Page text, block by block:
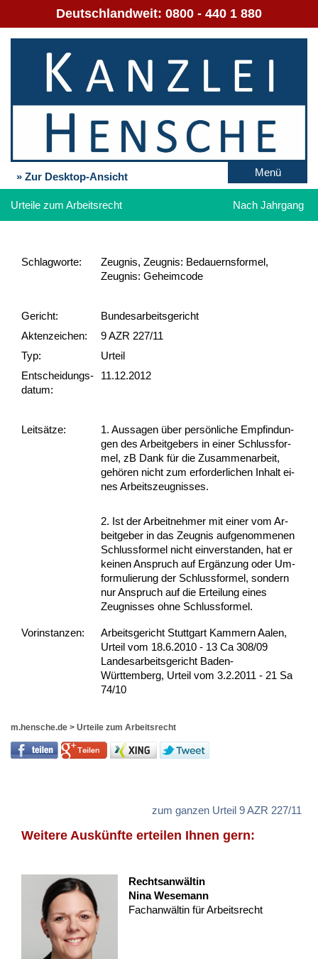
Deutschlandweit: 0800 - 440 1 880
» Zur Desktop-Ansicht Menü
Urteile zum Arbeitsrecht Nach Jahrgang
Schlag­worte:
Zeugnis, Zeugnis: Bedauernsformel,
Zeugnis: Geheimcode
Gericht:
Bundesarbeitsgericht
Akten­zeichen:
9 AZR 227/11
Typ:
Urteil
Ent­scheid­ungs­
datum:
11.12.2012
Leit­sätze:
1. Aus­sa­gen über persönli­che Emp­fin­dun­
gen des Ar­beit­ge­bers in ei­ner Schluss­for­
mel, zB Dank für die Zu­sam­men­ar­beit,
gehören nicht zum er­for­der­li­chen In­halt ei­
nes Ar­beits­zeug­nis­ses.
2. Ist der Ar­beit­neh­mer mit ei­ner vom Ar­
beit­ge­ber in das Zeug­nis auf­ge­nom­me­nen
Schluss­for­mel nicht ein­ver­stan­den, hat er
kei­nen An­spruch auf Ergänzung oder Um­
for­mu­lie­rung der Schluss­for­mel, son­dern
nur An­spruch auf die Er­tei­lung ei­nes
Zeug­nis­ses oh­ne Schluss­for­mel.
Vor­ins­tan­zen:
Arbeitsgericht Stuttgart Kammern Aalen,
Urteil vom 18.6.2010 - 13 Ca 308/09
Landesarbeitsgericht Baden-
Württemberg, Urteil vom 3.2.2011 - 21 Sa
74/10
m.hensche.de > Urteile zum Arbeitsrecht
zum ganzen Urteil 9 AZR 227/11
Weitere Auskünfte erteilen Ihnen gern:
Rechtsanwältin
Nina Wesemann
Fachanwältin für Arbeitsrecht